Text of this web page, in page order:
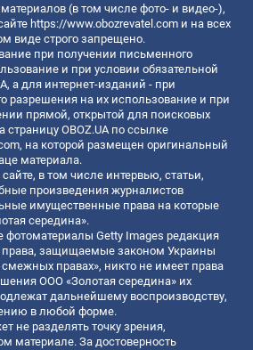
(в том числе фото- и видео-),
https://www.obozrevatel.com и на всех
виде строго запрещено.
при получении письменного
и при условии обязательной
а для интернет-изданий - при
разрешения на их использование и при
прямой, открытой для поисковых
страницу OBOZ.UA по ссылке
, на которой размещен оригинальный
материала.
в том числе интервью, статьи,
произведения журналистов
имущественные права на которые
середина».
фотоматериалы Getty Images редакция
защищаемые законом Украины
смежных правах», никто не имеет права
ООО «Золотая середина» их
дальнейшему воспроизводству,
в любой форме.
не разделять точку зрения,
материале. За достоверность